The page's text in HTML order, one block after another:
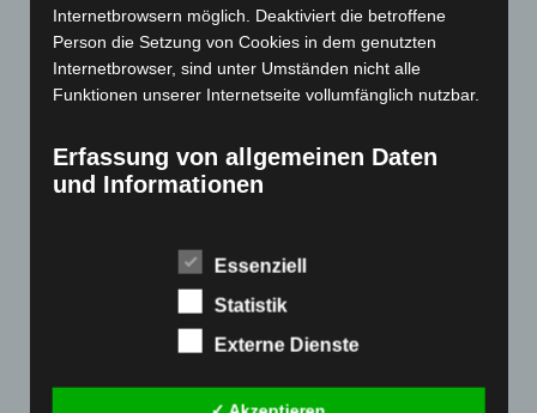
Juli 2023(118)
Juni 2023 (142)
Mai 2023(139)
März 2023(174)
Februar 2023 (154)
(130)
(167)
Internetbrowsern möglich. Deaktiviert die betroffene
Person die Setzung von Cookies in dem genutzten
Internetbrowser, sind unter Umständen nicht alle
Funktionen unserer Internetseite vollumfänglich nutzbar.
Erfassung von allgemeinen Daten
und Informationen
Internetseite durch eine betroffene Person oder ein
automatisiertes System eine Reihe von allgemeinen
Daten und Informationen. Diese allgemeinen Daten und
Informationen werden in den Logfiles des Servers
gespeichert. Erfasst werden können die (1) verwendeten
System verwendete Betriebssystem, (3) die
Essenziell
Statistik
Externe Dienste